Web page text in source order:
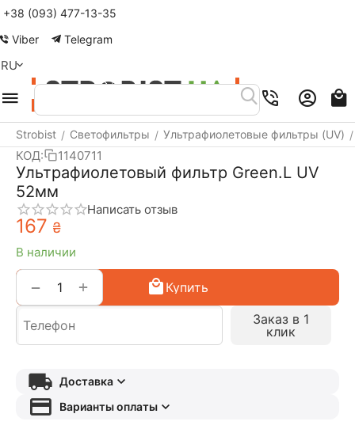
+38 (093) 477-13-35
Viber
Telegram
RU
Strobist / Светофильтры / Ультрафиолетовые фильтры (UV) /
КОД: 1140711
Ультрафиолетовый фильтр Green.L UV
52мм
Написать отзыв
‍167‍ ₴
В наличии
+
−
Купить
Заказ в 1
клик
Доставка
Варианты оплаты
Меню